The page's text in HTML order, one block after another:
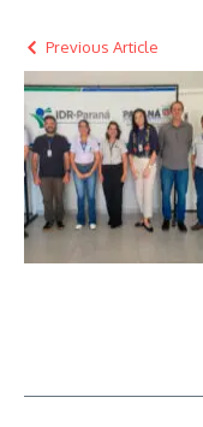
Previous Article